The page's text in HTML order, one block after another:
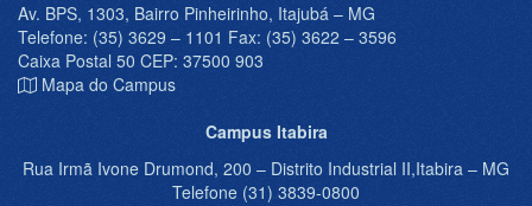
Av. BPS, 1303, Bairro Pinheirinho, Itajubá – MG
Telefone: (35) 3629 – 1101 Fax: (35) 3622 – 3596
Caixa Postal 50 CEP: 37500 903
Mapa do Campus
Campus Itabira
Rua Irmã Ivone Drumond, 200 – Distrito Industrial II,Itabira – MG
Telefone (31) 3839-0800